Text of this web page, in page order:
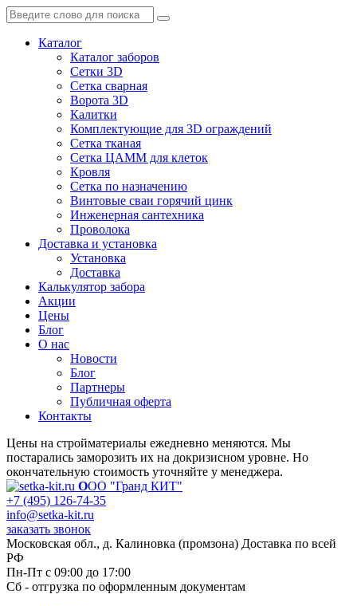
Каталог
Каталог заборов
Сетки 3D
Сетка сварная
Ворота 3D
Калитки
Комплектующие для 3D ограждений
Сетка тканая
Сетка ЦАММ для клеток
Кровля
Сетка по назначению
Винтовые сваи горячий цинк
Инженерная сантехника
Проволока
Доставка и установка
Установка
Доставка
Калькулятор забора
Акции
Цены
Блог
О нас
Новости
Блог
Партнеры
Публичная оферта
Контакты
Цены на стройматериалы ежедневно меняются. Мы
постарались заморозить их на докризисном уровне. Но
окончательную стоимость уточняйте у менеджера.
ООО "Гранд КИТ"
+7 (495) 126-74-35
info@setka-kit.ru
заказать звонок
Московская обл., д. Калиновка (промзона) Доставка по всей
РФ
Пн-Пт с 09:00 до 17:00
Сб - отгрузка по оформленным документам